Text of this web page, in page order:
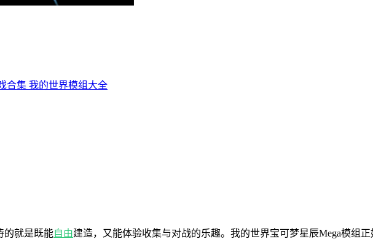
合集 我的世界模组大全
的就是既能自由建造，又能体验收集与对战的乐趣。我的世界宝可梦星辰Mega模组